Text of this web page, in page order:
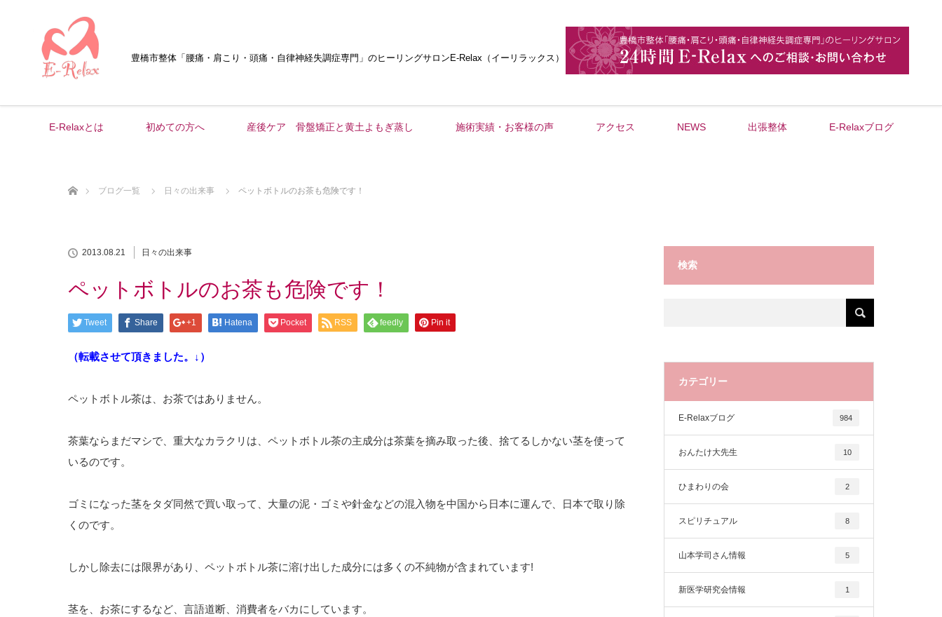
豊橋市整体 「腰痛・肩こり・頭痛・自律神経失調症専門」 のヒーリングサロンE-Relax（イーリラックス）
E-Relaxとは 初めての方へ 産後ケア 骨盤矯正と黄土よもぎ蒸し 施術実績・お客様の声 アクセス NEWS 出張整体 E-Relaxブログ
ブログ一覧
日々の出来事 ペットボトルのお茶も危険です！
2013.08.21 日々の出来事
ペットボトルのお茶も危険です！
Tweet Share +1 Hatena Pocket RSS feedly Pin it
（転載させて頂きました。↓）
ペットボトル茶は、お茶ではありません。
茶葉ならまだマシで、重大なカラクリは、ペットボトル茶の主成分は茶葉を摘み取った後、捨てるしかない茎を使って
いるのです。
ゴミになった茎をタダ同然で買い取って、大量の泥・ゴミや針金などの混入物を中国から日本に運んで、日本で取り除
くのです。
しかし除去には限界があり、ペットボトル茶に溶け出した成分には多くの不純物が含まれています!
茎を、お茶にするなど、言語道断、消費者をバカにしています。
検索
カテゴリー
E-Relaxブログ 984
おんたけ大先生 10
ひまわりの会 2
スピリチュアル 8
山本学司さん情報 5
新医学研究会情報 1